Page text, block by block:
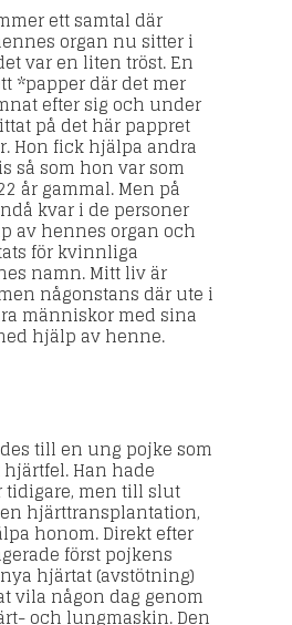
ett samtal där
organ nu sitter i
var en liten tröst. En
*papper där det mer
efter sig och under
på det här pappret
Hon fick hjälpa andra
så som hon var som
år gammal. Men på
kvar i de personer
av hennes organ och
för kvinnliga
namn. Mitt liv är
någonstans där ute i
människor med sina
hjälp av henne.
till en ung pojke som
Han hade
tidigare, men till slut
hjärttransplantation,
honom. Direkt efter
först pojkens
hjärtat (avstötning)
vila någon dag genom
och lungmaskin. Den